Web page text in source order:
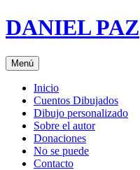
Saltar
al
DANIEL PAZ
Menú
Inicio
Cuentos Dibujados
Dibujo personalizado
Sobre el autor
Donaciones
No se puede
Contacto